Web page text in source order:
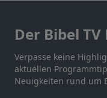
Der Bibel
Verpasse keine
aktuellen
Neuigkeiten rund um